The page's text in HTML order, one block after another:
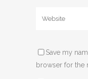
Save my
browser for the